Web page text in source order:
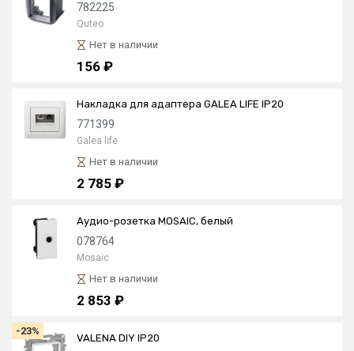
782225
Quteo
Нет в наличии
156 ₽
Накладка для адаптера GALEA LIFE IP20
771399
Galea life
Нет в наличии
2 785 ₽
Аудио-розетка MOSAIC, белый
078764
Mosaic
Нет в наличии
2 853 ₽
-23%
VALENA DIY IP20